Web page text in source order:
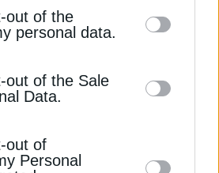
parties on the IAB’s list
This
also be disclosed by us to
theIAB’s List of
third parties.
out of the
personal data.
out of the Sale
Data.
out of
Personal